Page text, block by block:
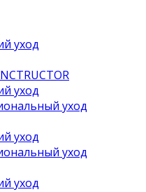
уход
уход
уход
уход
уход
уход